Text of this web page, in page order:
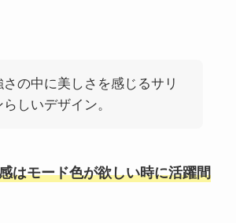
さの中に美しさを感じるサリ
しいデザイン。
はモード色が欲しい時に活躍間